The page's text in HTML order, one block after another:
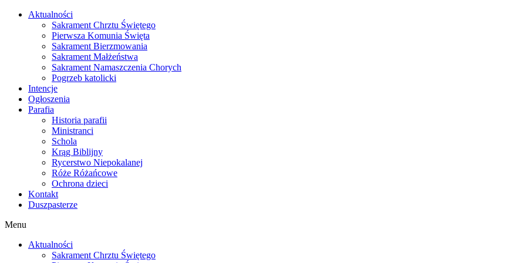
Skip
Aktualności
Sakrament Chrztu Świętego
Pierwsza Komunia Święta
Sakrament Bierzmowania
Sakrament Małżeństwa
Sakrament Namaszczenia Chorych
Pogrzeb katolicki
Intencje
Ogłoszenia
Parafia
Historia parafii
Ministranci
Schola
Krąg Biblijny
Rycerstwo Niepokalanej
Róże Różańcowe
Ochrona dzieci
Kontakt
Duszpasterze
Menu
Aktualności
Sakrament Chrztu Świętego